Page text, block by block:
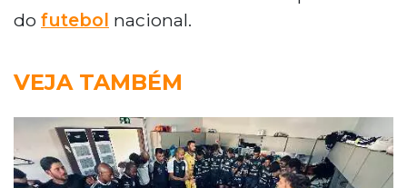
do futebol nacional.
VEJA TAMBÉM